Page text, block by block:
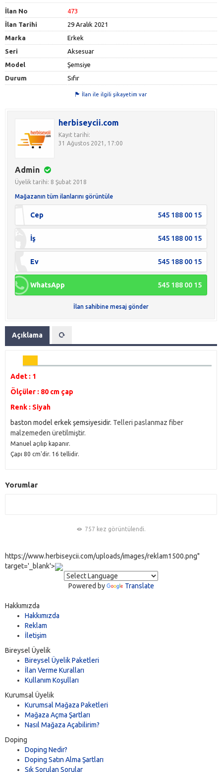
İlan No
473
İlan Tarihi
29 Aralık 2021
Marka
Erkek
Seri
Aksesuar
Model
Şemsiye
Durum
Sıfır
İlan ile ilgili şikayetim var
herbiseycii.com
Kayıt tarihi:
31 Ağustos 2021, 17:00
Admin
Üyelik tarihi: 8 Şubat 2018
Mağazanın tüm ilanlarını görüntüle
Cep 545 188 00 15
İş 545 188 00 15
Ev 545 188 00 15
WhatsApp 545 188 00 15
İlan sahibine mesaj gönder
Açıklama
Adet : 1
Ölçüler : 80 cm çap
Renk : Siyah
baston model erkek şemsiyesidir. Telleri paslanmaz fiber
malzemeden üretilmiştir.
Manuel açılıp kapanır.
Çapı 80 cm'dir. 16 tellidir.
Yorumlar
757 kez görüntülendi.
https://www.herbiseycii.com/uploads/images/reklam1500.png"
target='_blank'>
Powered by Translate
Hakkımızda
Hakkımızda
Reklam
İletişim
Bireysel Üyelik
Bireysel Üyelik Paketleri
İlan Verme Kuralları
Kullanım Koşulları
Kurumsal Üyelik
Kurumsal Mağaza Paketleri
Mağaza Açma Şartları
Nasıl Mağaza Açabilirim?
Doping
Doping Nedir?
Doping Satın Alma Şartları
Sık Sorulan Sorular